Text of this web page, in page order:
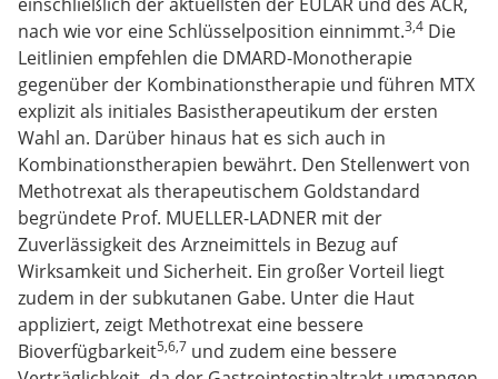
nach wie vor eine Schlüsselposition einnimmt.3,4 Die
Leitlinien empfehlen die DMARD-Monotherapie
gegenüber der Kombinationstherapie und führen MTX
explizit als initiales Basistherapeutikum der ersten
Wahl an. Darüber hinaus hat es sich auch in
Kombinationstherapien bewährt. Den Stellenwert von
Methotrexat als therapeutischem Goldstandard
begründete Prof. MUELLER-LADNER mit der
Zuverlässigkeit des Arzneimittels in Bezug auf
Wirksamkeit und Sicherheit. Ein großer Vorteil liegt
zudem in der subkutanen Gabe. Unter die Haut
appliziert, zeigt Methotrexat eine bessere
Bioverfügbarkeit5,6,7 und zudem eine bessere